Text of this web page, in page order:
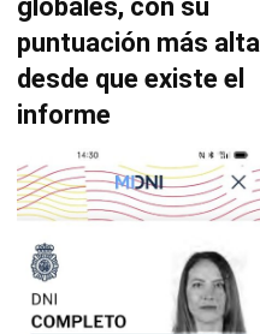
globales, con su
puntuación más alta
desde que existe el
informe